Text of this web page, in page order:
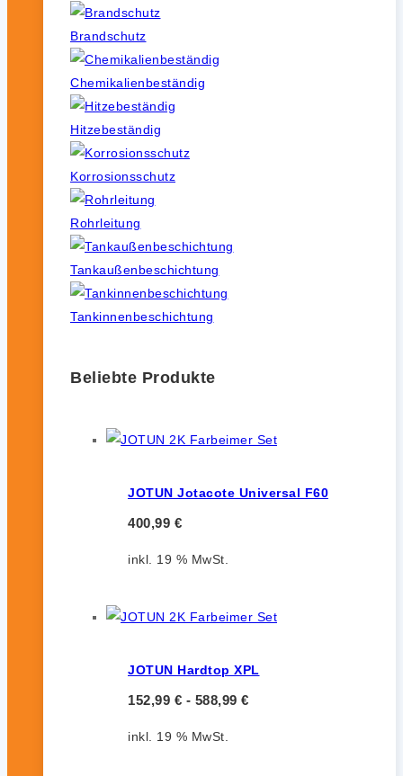
Brandschutz
Chemikalienbeständig
Hitzebeständig
Korrosionsschutz
Rohrleitung
Tankaußenbeschichtung
Tankinnenbeschichtung
Beliebte Produkte
JOTUN Jotacote Universal F60
400,99 €
inkl. 19 % MwSt.
JOTUN Hardtop XPL
152,99 € - 588,99 €
inkl. 19 % MwSt.